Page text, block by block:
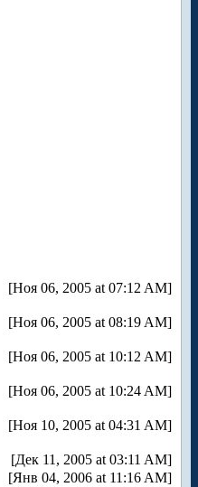
[Ноя 06, 2005 at 07:12 AM]
[Ноя 06, 2005 at 08:19 AM]
[Ноя 06, 2005 at 10:12 AM]
[Ноя 06, 2005 at 10:24 AM]
[Ноя 10, 2005 at 04:31 AM]
[Дек 11, 2005 at 03:11 AM]
[Янв 04, 2006 at 11:16 AM]